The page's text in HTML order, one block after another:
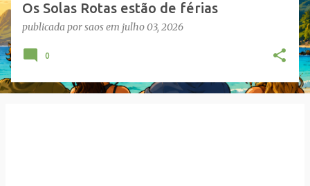
Os Solas Rotas estão de férias
publicada porsaosem julho 03, 2026
0